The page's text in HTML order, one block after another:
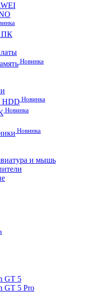
ПК
Новинка
HDD Новинка
Новинка
Новинка
и мышь
GT 5
GT 5 Pro